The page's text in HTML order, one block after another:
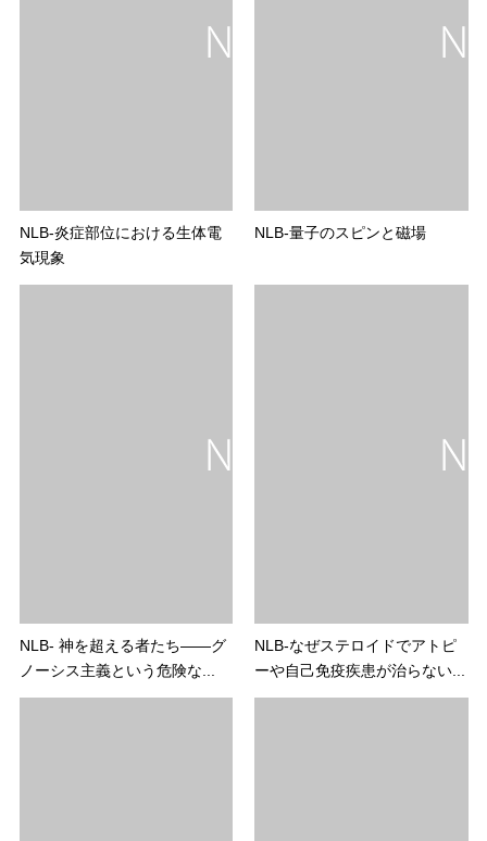
NLB-炎症部位における生体電
気現象
NLB-量子のスピンと磁場
NLB- 神を超える者たち――グ
ノーシス主義という危険な...
NLB-なぜステロイドでアトピ
ーや自己免疫疾患が治らない...